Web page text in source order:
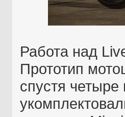
Работа над
Прототип
спустя